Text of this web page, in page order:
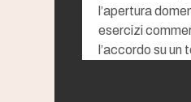
l’apertura
esercizi
l’accordo su un